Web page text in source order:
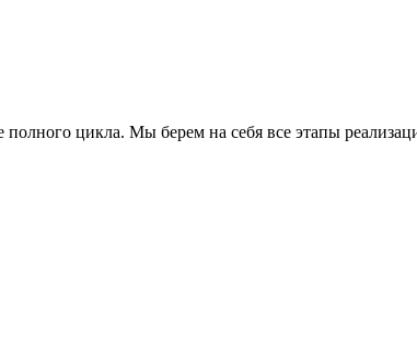
цикла. Мы берем на себя все этапы